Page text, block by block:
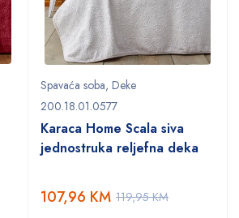
Spavaća soba, Deke
200.18.01.0577
Karaca Home Scala siva
jednostruka reljefna deka
119,95KM
107,96 KM